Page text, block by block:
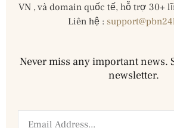
VN , và domain quốc tế, hỗ trợ 30+
Liên hệ :
Never miss any important news.
newsletter.